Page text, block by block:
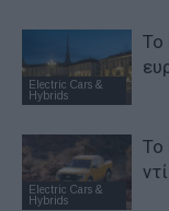
Electric Cars &
Hybrids
Το
Electric Cars &
Hybrids
Το